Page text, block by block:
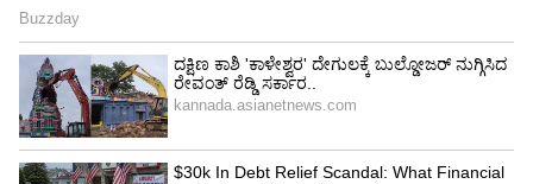
ಈ ಟ್ರಿಕ್ ಬಳಸಿ ಸೆಕೆಂಡುಗಳಲ್ಲಿ ಎಣ್ಣೆಯನ್ನು ಸ್ವಚ್ಛಗೊಳಿಸಿ
ಹಲವಾರು ಬಾಣಸಿಗರು (Chefs) ಬಳಸುವ ಒಂದು
ಸುಲಭವಾದ ಟ್ರಿಕ್ ಎಂದರೆ ಬ್ರೆಡ್ ಬಳಕೆ. ಇದಕ್ಕಾಗಿ
ಎಣ್ಣೆಯನ್ನು ಸ್ವಲ್ಪ ಬಿಸಿ ಮಾಡಿ ಮತ್ತು ಅದರಲ್ಲಿ ಬ್ರೆಡ್‌ನ ಒಂದು
ಸಣ್ಣ ತುಂಡನ್ನು ಹಾಕಿ. ಬ್ರೆಡ್ ಎಣ್ಣೆಯಲ್ಲಿರುವ ಸೀದುಹೋದ